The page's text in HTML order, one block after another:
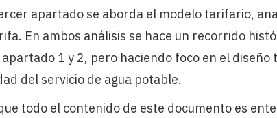
apartado se aborda el modelo tarifario,
En ambos análisis se hace un recorrido
1 y 2, pero haciendo foco en el diseño
del servicio de agua potable.
todo el contenido de este documento es